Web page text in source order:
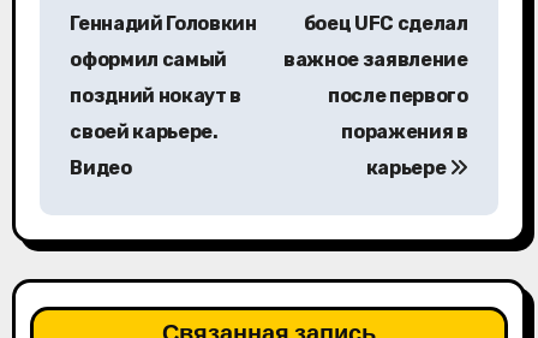
а
ц
и
Геннадий Головкин
оформил самый
поздний нокаут в
своей карьере.
Видео
боец UFC сделал
важное заявление
после первого
поражения в
карьере